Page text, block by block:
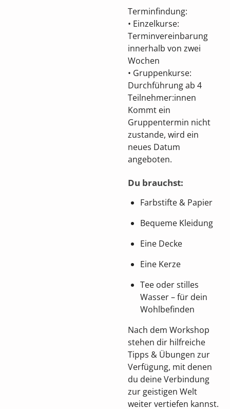
Terminfindung:
• Einzelkurse:
Terminvereinbarung
innerhalb von zwei
Wochen
• Gruppenkurse:
Durchführung ab 4
Teilnehmer:innen
Kommt ein
Gruppentermin nicht
zustande, wird ein
neues Datum
angeboten.
Du brauchst:
Farbstifte & Papier
Bequeme Kleidung
Eine Decke
Eine Kerze
Tee oder stilles
Wasser – für dein
Wohlbefinden
Nach dem Workshop
stehen dir hilfreiche
Tipps & Übungen zur
Verfügung, mit denen
du deine Verbindung
zur geistigen Welt
weiter vertiefen kannst.